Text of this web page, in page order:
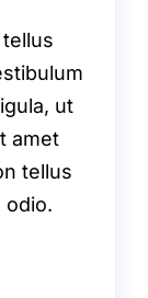
ut
amet
tellus
odio.